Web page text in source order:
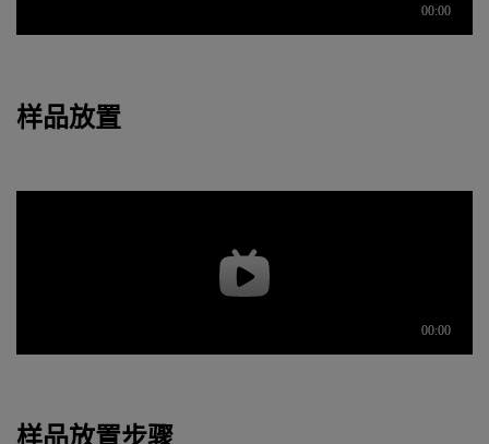
样品放置